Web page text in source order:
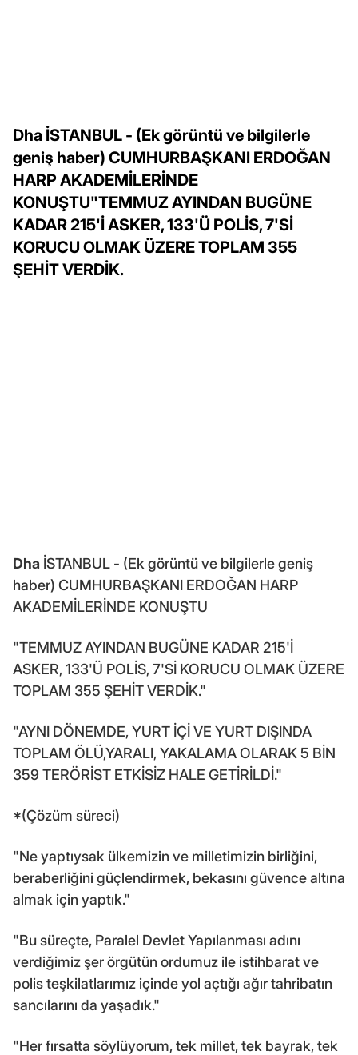
Dha İSTANBUL - (Ek görüntü ve bilgilerle
geniş haber) CUMHURBAŞKANI ERDOĞAN
HARP AKADEMİLERİNDE
KONUŞTU"TEMMUZ AYINDAN BUGÜNE
KADAR 215'İ ASKER, 133'Ü POLİS, 7'Sİ
KORUCU OLMAK ÜZERE TOPLAM 355
ŞEHİT VERDİK.
Dha İSTANBUL - (Ek görüntü ve bilgilerle geniş
haber) CUMHURBAŞKANI ERDOĞAN HARP
AKADEMİLERİNDE KONUŞTU
"TEMMUZ AYINDAN BUGÜNE KADAR 215'İ
ASKER, 133'Ü POLİS, 7'Sİ KORUCU OLMAK ÜZERE
TOPLAM 355 ŞEHİT VERDİK."
"AYNI DÖNEMDE, YURT İÇİ VE YURT DIŞINDA
TOPLAM ÖLÜ,YARALI, YAKALAMA OLARAK 5 BİN
359 TERÖRİST ETKİSİZ HALE GETİRİLDİ."
*(Çözüm süreci)
"Ne yaptıysak ülkemizin ve milletimizin birliğini,
beraberliğini güçlendirmek, bekasını güvence altına
almak için yaptık."
"Bu süreçte, Paralel Devlet Yapılanması adını
verdiğimiz şer örgütün ordumuz ile istihbarat ve
polis teşkilatlarımız içinde yol açtığı ağır tahribatın
sancılarını da yaşadık."
"Her fırsatta söylüyorum, tek millet, tek bayrak, tek